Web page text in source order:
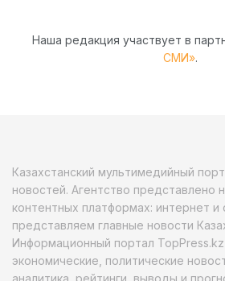
Наша редакция участвует в
СМИ».
Казахстанский мультимедийный
новостей. Агентство представлено
контентных платформах: интернет
представляем главные новости
Информационный портал
экономические, политические
аналитика, рейтинги, выводы и